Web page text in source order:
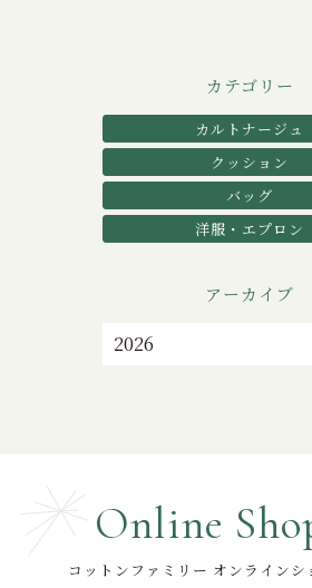
カテゴリー
カルトナージュ
クッション
バッグ
洋服・エプロン
アーカイブ
Online
コットンファミリー オンラインシ